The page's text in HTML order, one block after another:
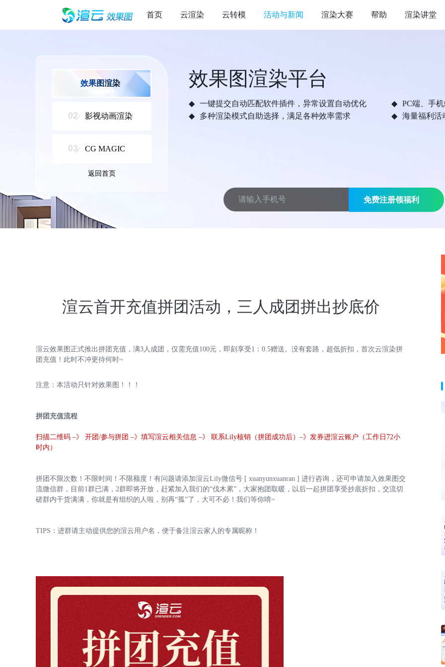
首页 云渲染 云转模 活动与新闻 渲染大赛 帮助 渲染讲堂
效果图渲染
影视动画渲染
CG MAGIC
返回首页
效果图渲染平台
一键提交自动匹配软件插件，异常设置自动优化
PC端、手
多种渲染模式自助选择，满足各种效率需求
海量福利活
免费注册领福利
渲云首开充值拼团活动，三人成团拼出抄底价
渲云效果图正式推出拼团充值，满3人成团，仅需充值100元，即刻享受1：0.5赠送。没有套路，超低折扣，首次云渲染拼
团充值！此时不冲更待何时~
注意：本活动只针对效果图！！！
拼团充值流程
扫描二维码 –》 开团/参与拼团 –》填写渲云相关信息 –》 联系Lily核销（拼团成功后）–》发券进渲云账户（工作日72小
时内）
拼团不限次数！不限时间！不限额度！有问题请添加渲云Lily微信号 [ xuanyunxuanran ] 进行咨询，还可申请加入效果图交
流微信群，目前1群已满，2群即将开放，赶紧加入我们的“伐木累”，大家抱团取暖，以后一起拼团享受抄底折扣，交流切
磋群内干货满满，你就是有组织的人啦，别再“孤”了，大可不必！我们等你唷~
TIPS：进群请主动提供您的渲云用户名，便于备注渲云家人的专属昵称！